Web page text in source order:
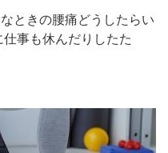
ときの腰痛どうしたらい
事も休んだりしたた